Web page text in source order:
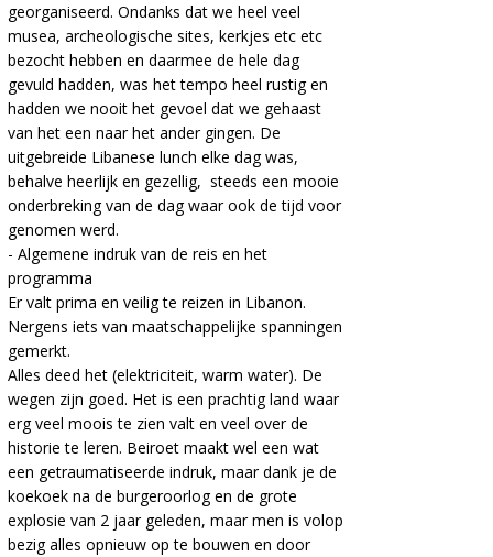
georganiseerd. Ondanks dat we heel veel
musea, archeologische sites, kerkjes etc etc
bezocht hebben en daarmee de hele dag
gevuld hadden, was het tempo heel rustig en
hadden we nooit het gevoel dat we gehaast
van het een naar het ander gingen. De
uitgebreide Libanese lunch elke dag was,
behalve heerlijk en gezellig, steeds een mooie
onderbreking van de dag waar ook de tijd voor
genomen werd.
- Algemene indruk van de reis en het
programma
Er valt prima en veilig te reizen in Libanon.
Nergens iets van maatschappelijke spanningen
gemerkt.
Alles deed het (elektriciteit, warm water). De
wegen zijn goed. Het is een prachtig land waar
erg veel moois te zien valt en veel over de
historie te leren. Beiroet maakt wel een wat
een getraumatiseerde indruk, maar dank je de
koekoek na de burgeroorlog en de grote
explosie van 2 jaar geleden, maar men is volop
bezig alles opnieuw op te bouwen en door